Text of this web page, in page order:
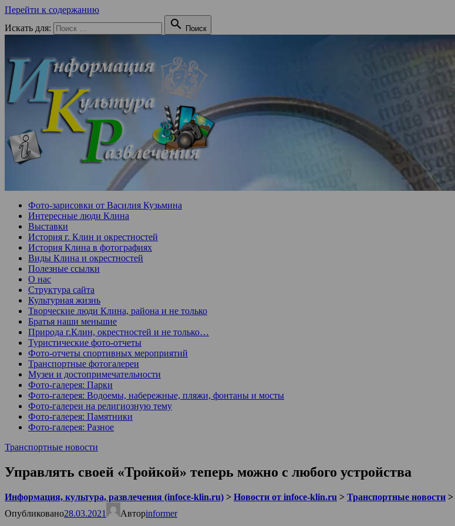
Перейти к содержанию
Искать для:
 Поиск
Фото-зарисовки от Василия Кузьмина
Интересные люди Клина
Выставки
История г. Клин и окрестностей
История Клина в фотографиях
Виды Клина и окрестностей
Полезные ссылки
О нас
Структура сайта
Культурная жизнь
Творческие люди Клина, района и не только
Братья наши меньшие
Природа г.Клин, окрестностей и не только…
Туристические фото-отчеты
Фото-отчеты спортивных мероприятий
Транспортные фотогалереи
Музеи и достопримечательности
Фото-галерея: Парки
Фото-галерея: Водоемы, набережные, пляжи, фонтаны и мосты
Фото-галереи на религиозную тему
Фото-галерея: Памятники
Фото-галерея: Разное
Транспортные новости
Управлять своей «Тройкой» теперь можно с любого устройства
Информация, культура, развлечения (infoce-klin.ru) > Новости от infoce-klin.ru > Транспортные новости >
Опубликовано28.03.2021 Авторinformer